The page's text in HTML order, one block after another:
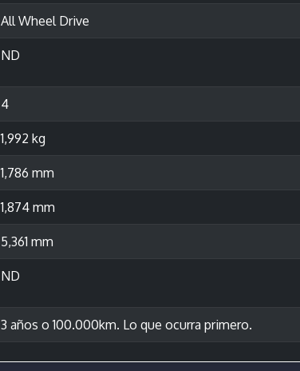
All Wheel Drive
ND
4
1,992 kg
1,786 mm
1,874 mm
5,361 mm
ND
3 años o 100.000km. Lo que ocurra primero.